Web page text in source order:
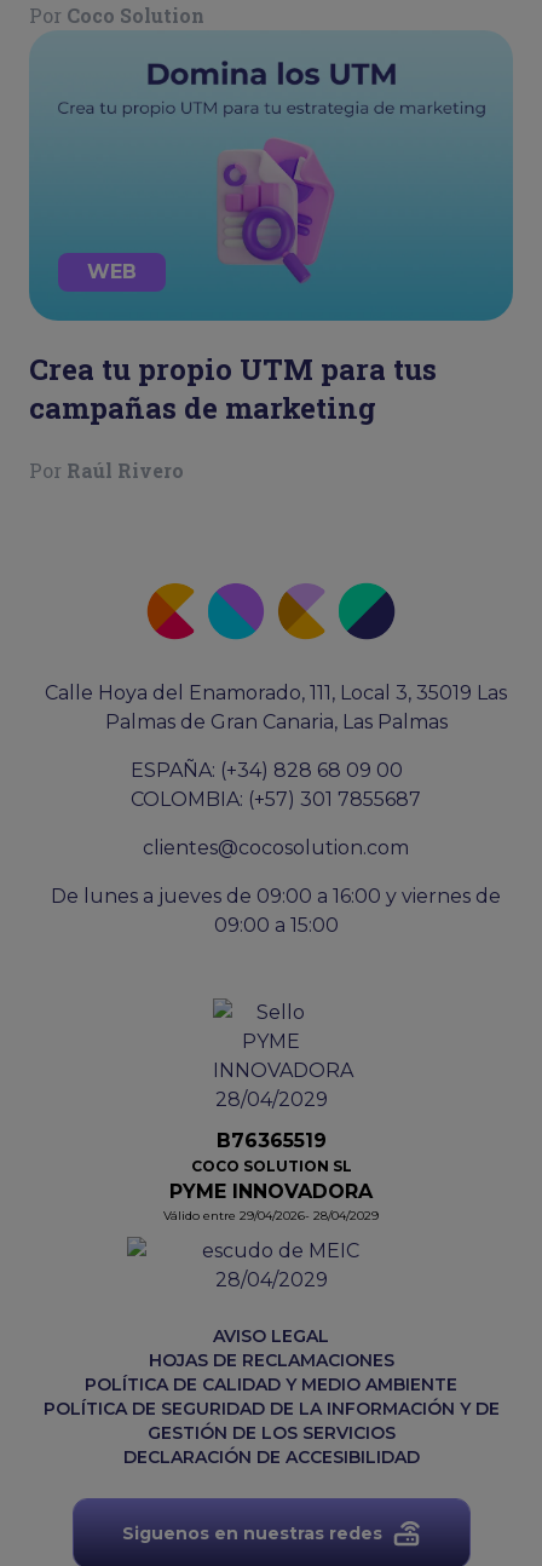
Por Coco Solution
WEB
Crea tu propio UTM para tus
campañas de marketing
Por Raúl Rivero
Calle Hoya del Enamorado, 111, Local 3, 35019 Las
Palmas de Gran Canaria, Las Palmas
ESPAÑA: (+34) 828 68 09 00
COLOMBIA: (+57) 301 7855687
clientes@cocosolution.com
De lunes a jueves de 09:00 a 16:00 y viernes de
09:00 a 15:00
B76365519
COCO SOLUTION SL
PYME INNOVADORA
Válido entre 29/04/2026- 28/04/2029
AVISO LEGAL
HOJAS DE RECLAMACIONES
POLÍTICA DE CALIDAD Y MEDIO AMBIENTE
POLÍTICA DE SEGURIDAD DE LA INFORMACIÓN Y DE
GESTIÓN DE LOS SERVICIOS
DECLARACIÓN DE ACCESIBILIDAD
Siguenos en nuestras redes